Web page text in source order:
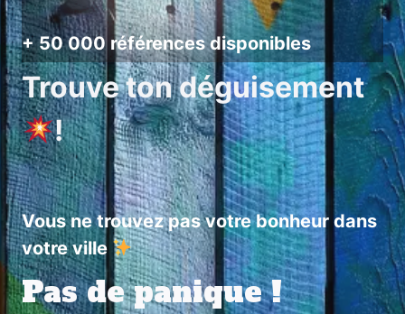
+ 50 000 références disponibles
Trouve ton déguisement
!
Vous ne trouvez pas votre bonheur dans
votre ville
Pas de panique !